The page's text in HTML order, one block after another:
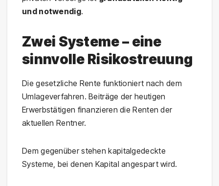
und notwendig.
Zwei Systeme – eine
sinnvolle Risikostreuung
Die gesetzliche Rente funktioniert nach dem
Umlageverfahren. Beiträge der heutigen
Erwerbstätigen finanzieren die Renten der
aktuellen Rentner.
Dem gegenüber stehen kapitalgedeckte
Systeme, bei denen Kapital angespart wird.